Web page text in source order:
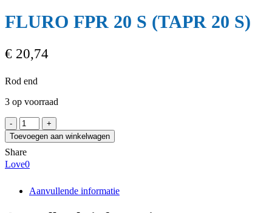
FLURO FPR 20 S (TAPR 20 S)
€ 20,74
Rod end
3 op voorraad
FLURO
FPR
20
S
(TAPR
aantal
Toevoegen aan winkelwagen
Share
Love0
Aanvullende informatie